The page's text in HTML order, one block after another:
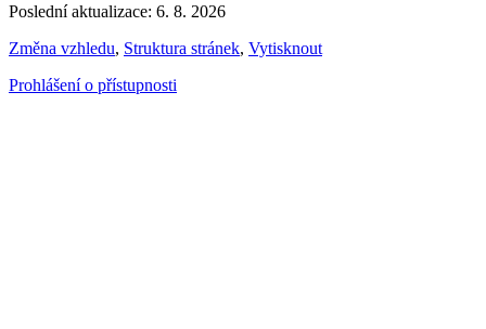
Poslední aktualizace: 6. 8. 2026
Změna vzhledu, Struktura stránek, Vytisknout
Prohlášení o přístupnosti